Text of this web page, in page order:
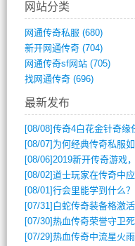
网站分类
网通传奇私服 (680)
新开网通传奇(704)
网通传奇sf网站(705)
找网通传奇(696)
最新发布
[08/08]传奇4白花金针奇缘任务如
[08/07] 为何经典传奇私服如此吸引
[08/06]2019新开传奇游戏，如何
[08/02]道士玩家在传奇中应如
[08/01]行会里能学到什么？这
[07/31] 白蛇传奇装备格激活任务具体
[07/30]热血传奇荣誉守卫死神弑神装备
[07/29]热血传奇中流星火雨技能达到